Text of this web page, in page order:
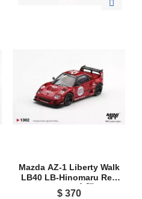
Mazda AZ-1 Liberty Walk
LB40 LB-Hinomaru Red
1362R - 右駕
$ 370